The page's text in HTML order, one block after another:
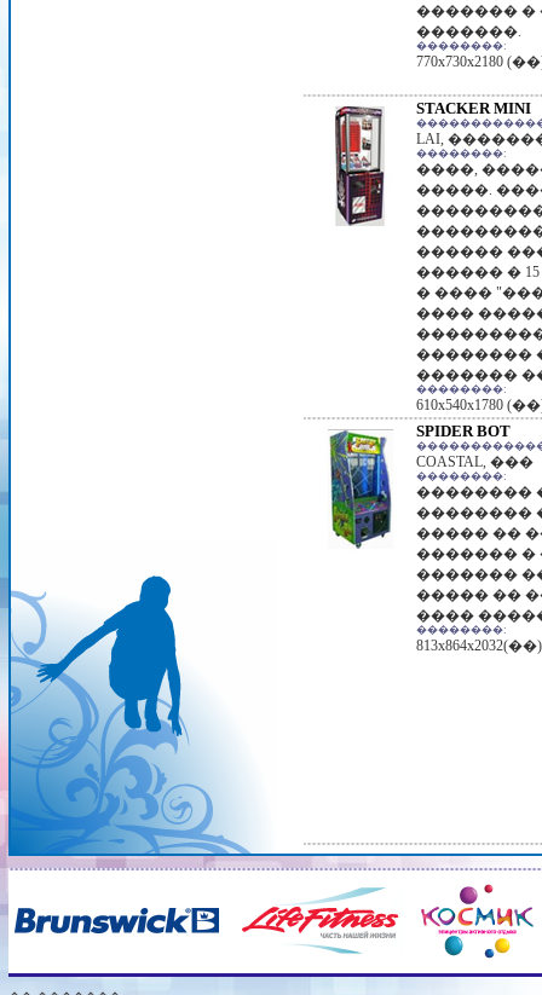
������� �
�������.
��������:
770x730x2180
STACKER MINI
LAI,
��������:
����,
�����.
������
������ �
� ����
����
��������
�������
��������:
610x540x1780
SPIDER BOT
COASTAL, ���
��������:
��������
��������
����� ��
������� �
�������
����� ��
����
��������:
813x864x2032(��)